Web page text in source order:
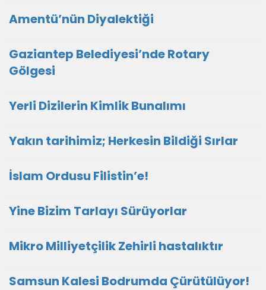
Amentü’nün Diyalektiği
Gaziantep Belediyesi’nde Rotary
Gölgesi
Yerli Dizilerin Kimlik Bunalımı
Yakın tarihimiz; Herkesin Bildiği Sırlar
İslam Ordusu Filistin’e!
Yine Bizim Tarlayı Sürüyorlar
Mikro Milliyetçilik Zehirli hastalıktır
Samsun Kalesi Bodrumda Çürütülüyor!